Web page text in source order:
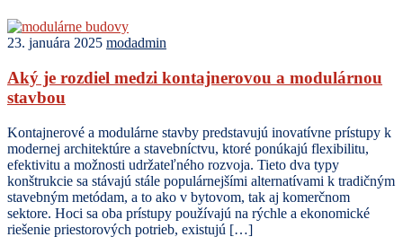
23. januára 2025 modadmin
Aký je rozdiel medzi kontajnerovou a modulárnou
stavbou
Kontajnerové a modulárne stavby predstavujú inovatívne prístupy k
modernej architektúre a stavebníctvu, ktoré ponúkajú flexibilitu,
efektivitu a možnosti udržateľného rozvoja. Tieto dva typy
konštrukcie sa stávajú stále populárnejšími alternatívami k tradičným
stavebným metódam, a to ako v bytovom, tak aj komerčnom
sektore. Hoci sa oba prístupy používajú na rýchle a ekonomické
riešenie priestorových potrieb, existujú […]